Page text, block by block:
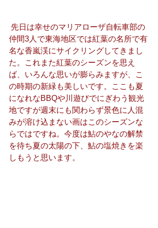
仲間3人で東海地区では紅葉の名所で有
名な香嵐渓にサイクリングしてきまし
た。これまた紅葉のシーズンを思え
ば、いろんな思いが膨らみますが、こ
の時期の新緑も美しいです。ここも夏
になれなBBQや川遊びでにぎわう観光
地ですが週末にも関わらず景色に人混
みが溶け込まない画はこのシーズンな
らではですね。今度は鮎のやなの解禁
を待ち夏の太陽の下、鮎の塩焼きを楽
しもうと思います。